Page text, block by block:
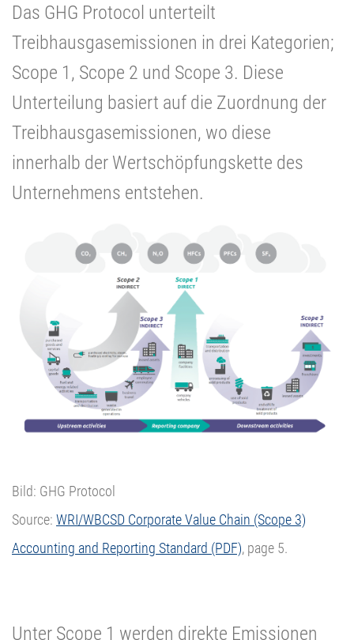
Das GHG Protocol unterteilt
Treibhausgasemissionen in drei Kategorien;
Scope 1, Scope 2 und Scope 3. Diese
Unterteilung basiert auf die Zuordnung der
Treibhausgasemissionen, wo diese
innerhalb der Wertschöpfungskette des
Unternehmens entstehen.
Bild: GHG Protocol
Source: WRI/WBCSD Corporate Value Chain (Scope 3)
Accounting and Reporting Standard (PDF), page 5.
Unter Scope 1 werden direkte Emissionen